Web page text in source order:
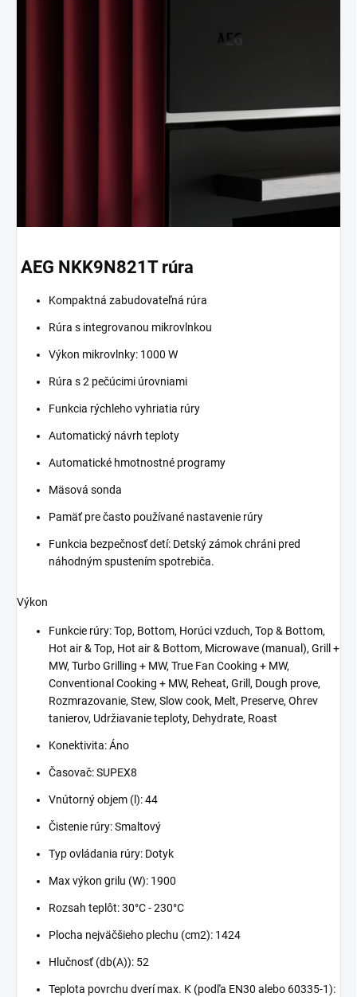
AEG NKK9N821T rúra
Kompaktná zabudovateľná rúra
Rúra s integrovanou mikrovlnkou
Výkon mikrovlnky: 1000 W
Rúra s 2 pečúcimi úrovniami
Funkcia rýchleho vyhriatia rúry
Automatický návrh teploty
Automatické hmotnostné programy
Mäsová sonda
Pamäť pre často používané nastavenie rúry
Funkcia bezpečnosť detí: Detský zámok chráni pred
náhodným spustením spotrebiča.
Výkon
Funkcie rúry: Top, Bottom, Horúci vzduch, Top & Bottom,
Hot air & Top, Hot air & Bottom, Microwave (manual), Grill +
MW, Turbo Grilling + MW, True Fan Cooking + MW,
Conventional Cooking + MW, Reheat, Grill, Dough prove,
Rozmrazovanie, Stew, Slow cook, Melt, Preserve, Ohrev
tanierov, Udržiavanie teploty, Dehydrate, Roast
Konektivita: Áno
Časovač: SUPEX8
Vnútorný objem (l): 44
Čistenie rúry: Smaltový
Typ ovládania rúry: Dotyk
Max výkon grilu (W): 1900
Rozsah teplôt: 30°C - 230°C
Plocha nejväčšieho plechu (cm2): 1424
Hlučnosť (db(A)): 52
Teplota povrchu dverí max. K (podľa EN30 alebo 60335-1):